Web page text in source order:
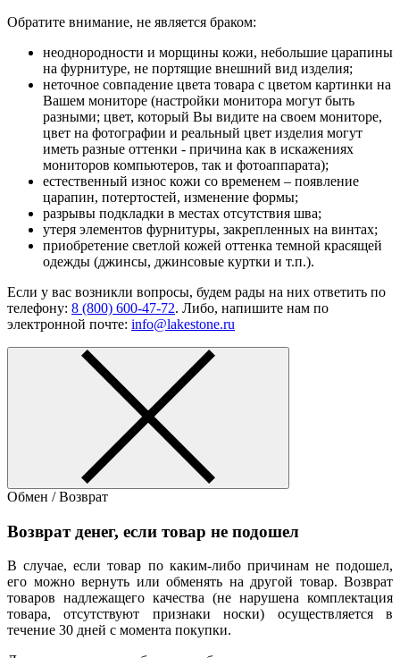
Обратите внимание, не является браком:
неоднородности и морщины кожи, небольшие царапины
на фурнитуре, не портящие внешний вид изделия;
неточное совпадение цвета товара с цветом картинки на
Вашем мониторе (настройки монитора могут быть
разными; цвет, который Вы видите на своем мониторе,
цвет на фотографии и реальный цвет изделия могут
иметь разные оттенки - причина как в искажениях
мониторов компьютеров, так и фотоаппарата);
естественный износ кожи со временем – появление
царапин, потертостей, изменение формы;
разрывы подкладки в местах отсутствия шва;
утеря элементов фурнитуры, закрепленных на винтах;
приобретение светлой кожей оттенка темной красящей
одежды (джинсы, джинсовые куртки и т.п.).
Если у вас возникли вопросы, будем рады на них ответить по
телефону: 8 (800) 600-47-72. Либо, напишите нам по
электронной почте: info@lakestone.ru
Обмен / Возврат
Возврат денег, если товар не подошел
В случае, если товар по каким-либо причинам не подошел,
его можно вернуть или обменять на другой товар. Возврат
товаров надлежащего качества (не нарушена комплектация
товара, отсутствуют признаки носки) осуществляется в
течение 30 дней с момента покупки.